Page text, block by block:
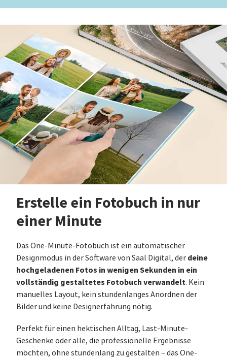
Erstelle ein Fotobuch in nur
einer Minute
Das One-Minute-Fotobuch ist ein automatischer
Designmodus in der Software von Saal Digital, der deine
hochgeladenen Fotos in wenigen Sekunden in ein
vollständig gestaltetes Fotobuch verwandelt. Kein
manuelles Layout, kein stundenlanges Anordnen der
Bilder und keine Designerfahrung nötig.
Perfekt für einen hektischen Alltag, Last-Minute-
Geschenke oder alle, die professionelle Ergebnisse
möchten, ohne stundenlang zu gestalten – das One-